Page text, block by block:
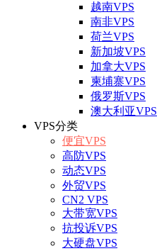
越南VPS
南非VPS
荷兰VPS
新加坡VPS
加拿大VPS
柬埔寨VPS
俄罗斯VPS
澳大利亚VPS
VPS分类
便宜VPS
高防VPS
动态VPS
外贸VPS
CN2 VPS
大带宽VPS
抗投诉VPS
大硬盘VPS